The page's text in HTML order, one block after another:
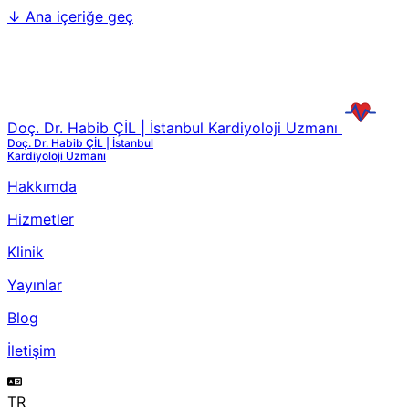
↓ Ana içeriğe geç
Doç. Dr. Habib ÇİL | İstanbul Kardiyoloji Uzmanı
Doç. Dr. Habib ÇİL | İstanbul
Kardiyoloji Uzmanı
Hakkımda
Hizmetler
Klinik
Yayınlar
Blog
İletişim
TR